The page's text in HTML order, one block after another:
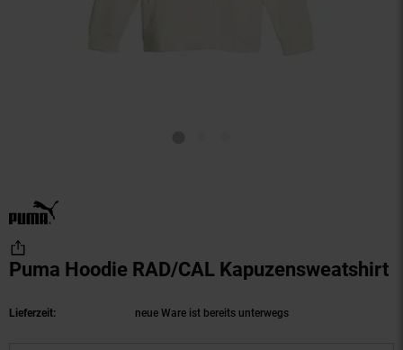
Puma Hoodie RAD/CAL Kapuzensweatshirt
Lieferzeit: neue Ware ist bereits unterwegs